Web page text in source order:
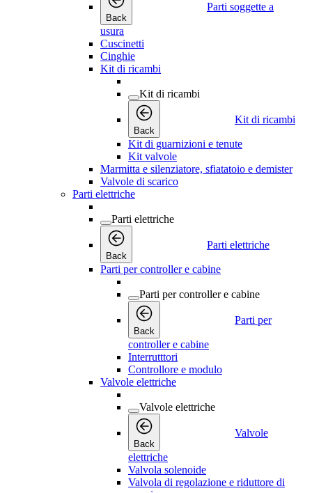
Back
Parti soggette a
usura
Cuscinetti
Cinghie
Kit di ricambi
Kit di ricambi
Back
Kit di ricambi
Kit di guarnizioni e tenute
Kit valvole
Marmitta e silenziatore, sfiatatoio e demister
Valvole di scarico
Parti elettriche
Parti elettriche
Back
Parti elettriche
Parti per controller e cabine
Parti per controller e cabine
Back
Parti per
controller e cabine
Interrutttori
Controllore e modulo
Valvole elettriche
Valvole elettriche
Back
Valvole
elettriche
Valvola solenoide
Valvola di regolazione e riduttore di